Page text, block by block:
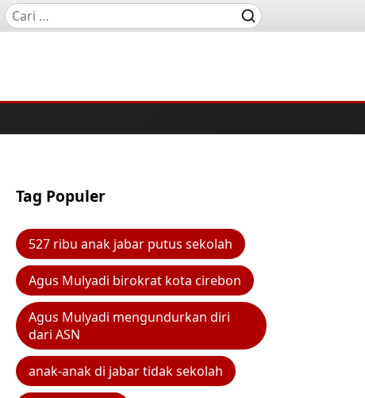
Tag Populer
527 ribu anak jabar putus sekolah
Agus Mulyadi birokrat kota cirebon
Agus Mulyadi mengundurkan diri
dari ASN
anak-anak di jabar tidak sekolah